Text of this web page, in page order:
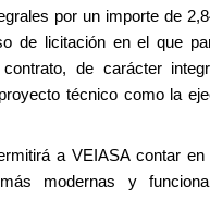
por un importe de
de licitación en el que
de carácter
técnico como la
a VEIASA contar
modernas y